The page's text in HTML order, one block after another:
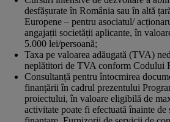
desfășurate în România sau în altă
Europene – pentru asociatul/
angajații societății aplicante, în
5.000 lei/persoană;
Taxa pe valoarea adăugată (TVA)
neplătitori de TVA conform Codului
Consultanță pentru întocmirea
finanțării în cadrul prezentului
proiectului, în valoare eligibilă de
activitate poate fi efectuată înainte de